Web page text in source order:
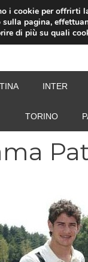
INTER
TORINO
i cookie per offrirti
sulla pagina,
di più su quali